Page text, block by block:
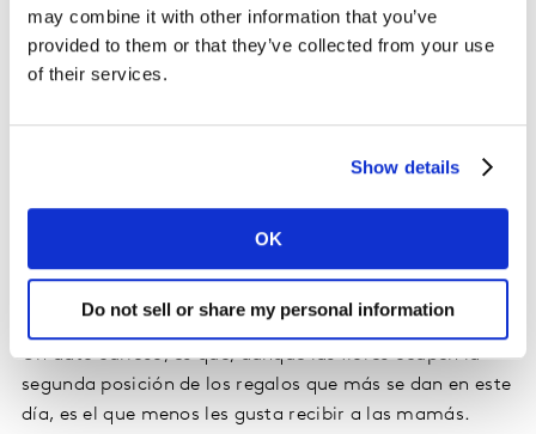
may combine it with other information that you’ve
provided to them or that they’ve collected from your use
of their services.
Show details
OK
Do not sell or share my personal information
Los regalos que los mexicanos han dado en años
anteriores son principalmente ropa (70%), seguido por
flores (61%) y productos de uso personal como
Ante la contingencia, los productos considerados para
regalar no han cambiado, pero vemos un cambio
versus años anteriores: la ropa (44%), flores (39%),
Un dato curioso, es que, aunque las flores ocupen la
segunda posición de los regalos que más se dan en este
día, es el que menos les gusta recibir a las mamás.